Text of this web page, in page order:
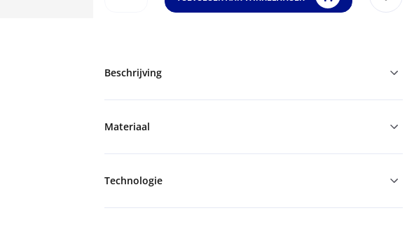
Beschrijving
Materiaal
Technologie